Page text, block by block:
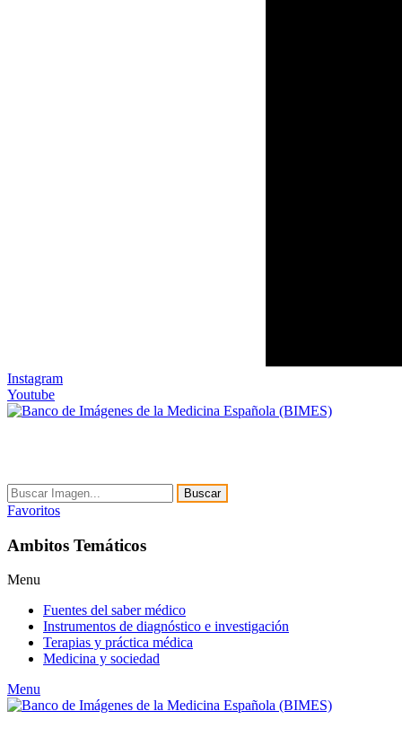
Instagram
Youtube
Buscar
Favoritos
Ambitos Temáticos
Menu
Fuentes del saber médico
Instrumentos de diagnóstico e investigación
Terapias y práctica médica
Medicina y sociedad
Menu